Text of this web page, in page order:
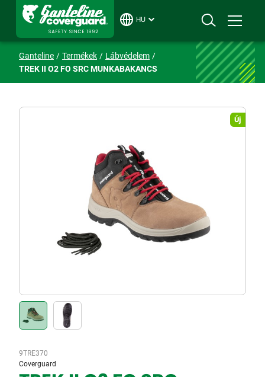
HU
Ganteline Termékek
Lábvédelem
TREK II O2 FO SRC MUNKABAKANCS
Új
9TRE370
Coverguard